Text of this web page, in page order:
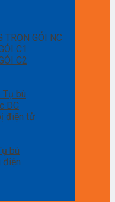
TRỌN GÓI NC
C1
C2
Tụ bù
DC
điện tử
bù
điện